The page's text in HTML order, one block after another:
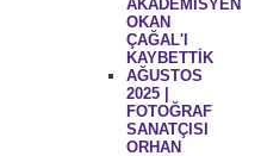
AKADEMİSYEN
OKAN
ÇAĞAL'I
KAYBETTİK
AĞUSTOS
2025 |
FOTOĞRAF
SANATÇISI
ORHAN